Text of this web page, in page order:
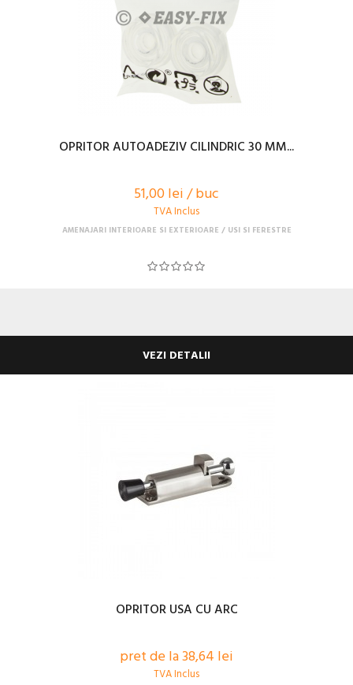
OPRITOR AUTOADEZIV CILINDRIC 30 MM...
51,00 lei / buc
TVA Inclus
AMENAJARI INTERIOARE SI EXTERIOARE USI SI FERESTRE
VEZI DETALII
OPRITOR USA CU ARC
pret de la 38,64 lei
TVA Inclus